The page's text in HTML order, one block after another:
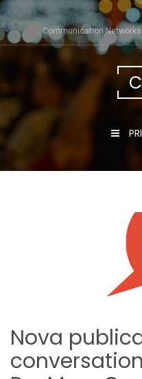
Skip
to
content
Communication Networks
Nova